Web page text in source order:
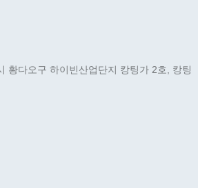
황다오구 하이빈산업단지 캉팅가 2호, 캉팅